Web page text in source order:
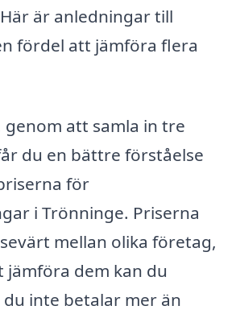
är anledningar till
fördel att jämföra flera
att samla in tre
du en bättre förståelse
för
i Trönninge. Priserna
mellan olika företag,
jämföra dem kan du
inte betalar mer än